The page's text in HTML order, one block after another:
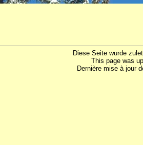
Diese Seite wurde
This page was
Dernière mise à jour